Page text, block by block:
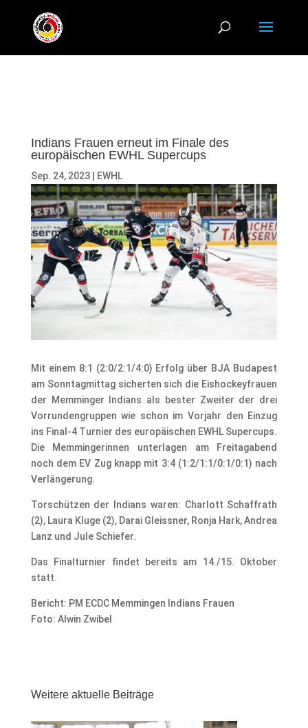
Indians Frauen erneut im Finale des
europäischen EWHL Supercups
Sep. 24, 2023| EWHL
Mit einem 8:1 (2:0/2:1/4:0) Erfolg über BJA Budapest
am Sonntagmittag sicherten sich die Eishockeyfrauen
der Memminger Indians als bester Zweiter der drei
Vorrundengruppen wie schon im Vorjahr den Einzug
ins Final-4 Turnier des europäischen EWHL Supercups.
Die Memmingerinnen unterlagen am Freitagabend
noch dem EV Zug knapp mit 3:4 (1:2/1:1/0:1/0:1) nach
Verlängerung.
Torschützen der Indians waren: Charlott Schaffrath
(2), Laura Kluge (2), Darai Gleissner, Ronja Hark, Andrea
Lanz und Jule Schiefer.
Das Finalturnier findet bereits am 14./15. Oktober
statt.
Bericht: PM ECDC Memmingen Indians Frauen
Foto: Alwin Zwibel
Weitere aktuelle Beiträge